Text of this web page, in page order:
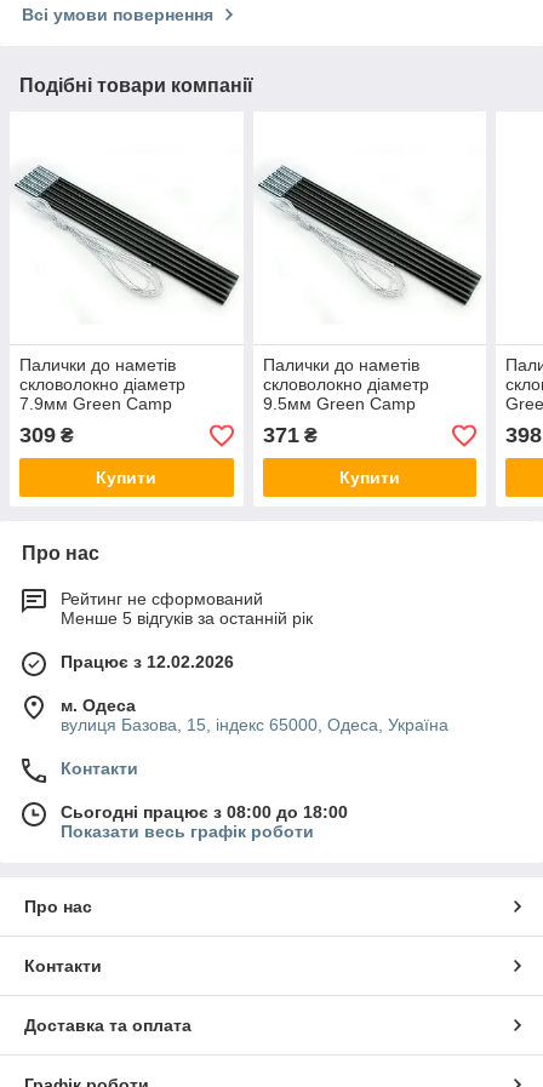
Всі умови повернення
Подібні товари компанії
Палички до наметів
скловолокно діаметр
7.9мм Green Camp
309 ₴
Купити
Палички до наметів
скловолокно діаметр
9.5мм Green Camp
371₴
Купити
398
Про нас
Рейтинг не сформований
Менше 5 відгуків за останній рік
Працює з 12.02.2026
м. Одеса
вулиця Базова, 15, індекс 65000, Одеса, Україна
Контакти
Сьогодні працює з 08:00 до 18:00
Показати весь графік роботи
Про нас
Контакти
Доставка та оплата